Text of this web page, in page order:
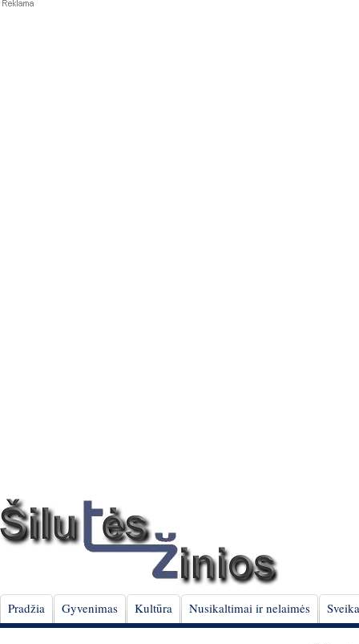
Pradžia Gyvenimas Kultūra Nusikaltimai ir nelaimės